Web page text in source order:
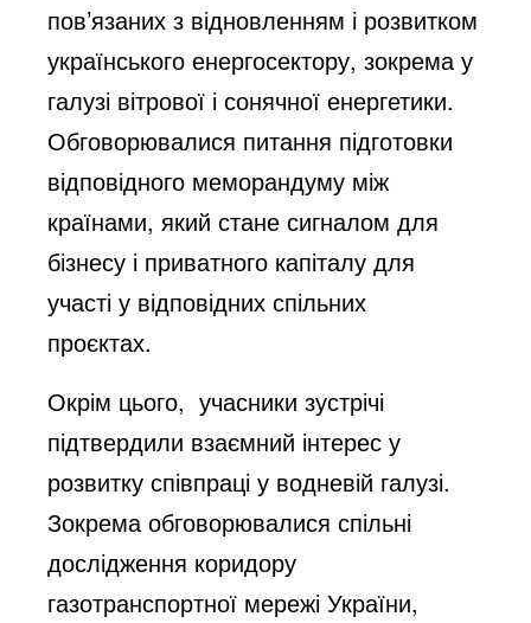
пов’язаних з відновленням і розвитком
українського енергосектору, зокрема у
галузі вітрової і сонячної енергетики.
Обговорювалися питання підготовки
відповідного меморандуму між
країнами, який стане сигналом для
бізнесу і приватного капіталу для
участі у відповідних спільних
проєктах.
Окрім цього, учасники зустрічі
підтвердили взаємний інтерес у
розвитку співпраці у водневій галузі.
Зокрема обговорювалися спільні
дослідження коридору
газотранспортної мережі України,